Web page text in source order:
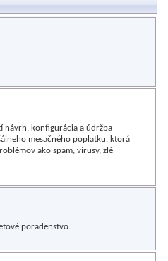
návrh, konfigurácia a údržba
mesačného poplatku, ktorá
ako spam, vírusy, zlé
poradenstvo.